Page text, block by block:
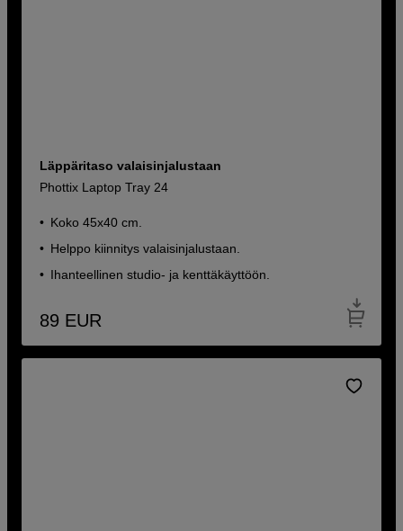
Läppäritaso valaisinjalustaan
Phottix Laptop Tray 24
Koko 45x40 cm.
Helppo kiinnitys valaisinjalustaan.
Ihanteellinen studio- ja kenttäkäyttöön.
89 EUR